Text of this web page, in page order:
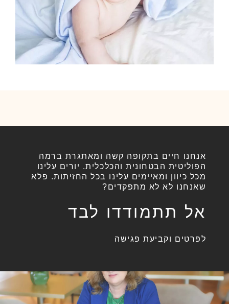
אנחנו חיים בתקופה קשה ומאתגרת ברמה
הפוליטית הבטחונית והכלכלית. יורים עלינו
מכל כיוון ומאיימים עלינו בכל החזיתות. פלא
שאנחנו לא לא מתפקדים?
אל תתמודדו לבד
לפרטים וקביעת פגישה